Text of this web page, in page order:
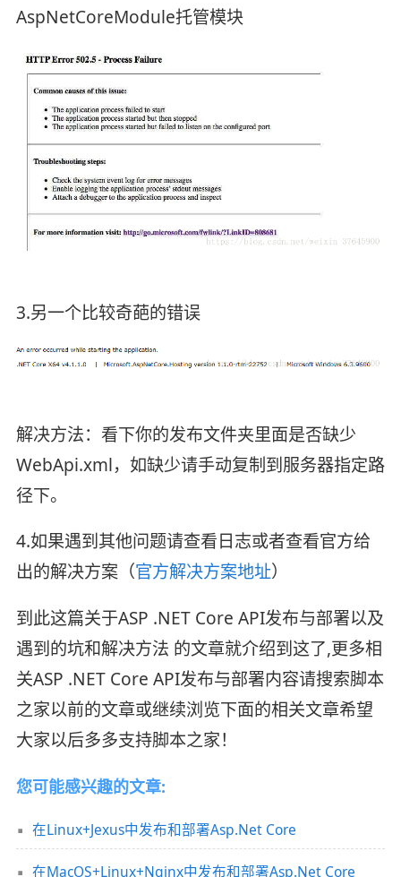
AspNetCoreModule托管模块
3.另一个比较奇葩的错误
解决方法：看下你的发布文件夹里面是否缺少
WebApi.xml，如缺少请手动复制到服务器指定路
径下。
4.如果遇到其他问题请查看日志或者查看官方给
出的解决方案（官方解决方案地址）
到此这篇关于ASP .NET Core API发布与部署以及
遇到的坑和解决方法 的文章就介绍到这了,更多相
关ASP .NET Core API发布与部署内容请搜索脚本
之家以前的文章或继续浏览下面的相关文章希望
大家以后多多支持脚本之家！
您可能感兴趣的文章:
在Linux+Jexus中发布和部署Asp.Net Core
在MacOS+Linux+Nginx中发布和部署Asp.Net Core